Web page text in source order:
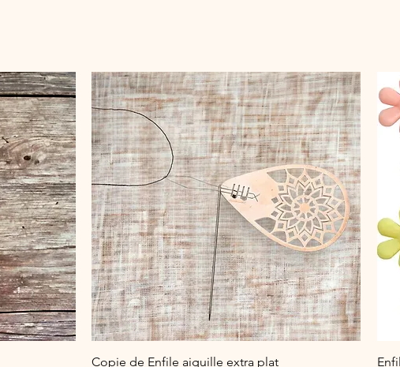
Copie de Enfile aiguille extra plat